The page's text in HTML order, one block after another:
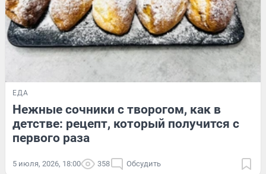
ЕДА
Нежные сочники с творогом, как в
детстве: рецепт, который получится с
первого раза
5 июля, 2026, 18:00 358 Обсудить